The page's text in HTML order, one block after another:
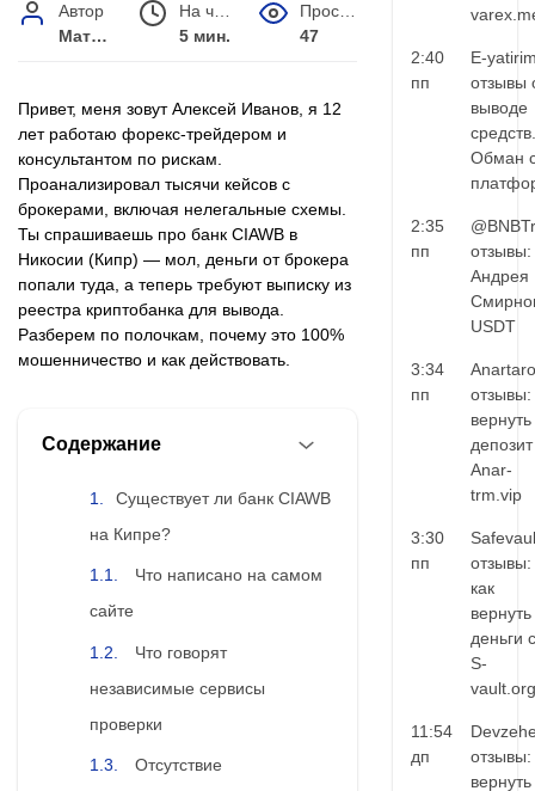
Автор
Матвей Иванов
5 мин.
47
Привет, меня зовут Алексей Иванов, я 12
лет работаю форекс-трейдером и
консультантом по рискам.
Проанализировал тысячи кейсов с
брокерами, включая нелегальные схемы.
Ты спрашиваешь про банк CIAWB в
Никосии (Кипр) — мол, деньги от брокера
попали туда, а теперь требуют выписку из
реестра криптобанка для вывода.
Разберем по полочкам, почему это 100%
мошенничество и как действовать.
Содержание
Существует ли банк CIAWB
на Кипре?
Что написано на самом
сайте
Что говорят
независимые сервисы
проверки
Отсутствие
2:40
пп
E-
отзывы
выводе
средств.
Обман
2:35
пп
Андрея
USDT
3:34
пп
отзывы:
вернуть
Anar-
trm.vip
3:30
пп
отзывы:
как
вернуть
деньги с
S-
vault.org
11:54
дп
отзывы:
вернуть